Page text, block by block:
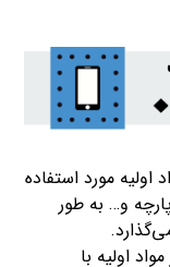
اولیه مورد استفاده
و… به طور
اولیه با